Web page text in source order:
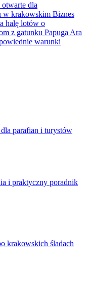
dla
w krakowskim Biznes
halę lotów o
z gatunku Papuga Ara
warunki
parafian i turystów
i praktyczny poradnik
krakowskich śladach